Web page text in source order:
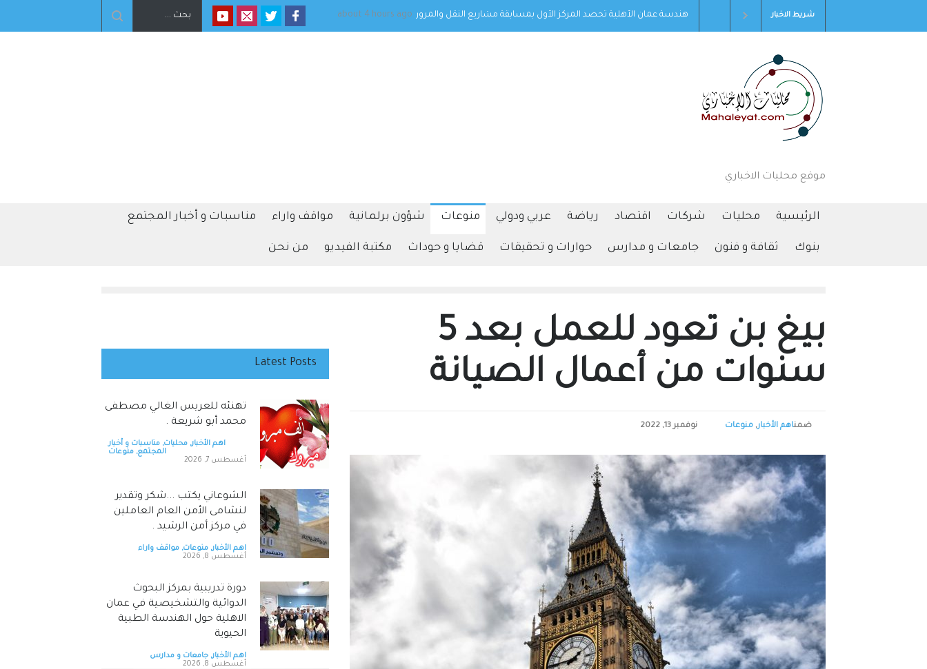
شريط الاخبار
التكنولوجيا الزراعية في عمان الأهلية تشارك بفعاليات اليوم العالمي
تحصد المركز الأول بمسابقة مشاريع النقل والمرور about 4 hours ago
موقع محليات الاخباري
الرئيسية محليات شركات اقتصاد رياضة عربي ودولي منوعات شؤون برلمانية مواقف واراء مناسبات و أخبار المجتمع
بنوك ثقافة و فنون جامعات و مدارس حوارات و تحقيقات قضايا و حوداث مكتبة الفيديو من نحن
بيغ بن تعود للعمل بعد 5
سنوات من أعمال الصيانة
ضمناهم الأخبار, منوعات نوفمبر 13, 2022
Latest Posts
تهنئه للعريس الغالي مصطفى
محمد أبو شريعة .
اهم الأخبار, محليات, مناسبات و أخبار
المجتمع, منوعات
أغسطس 7, 2026
الشوعاني يكتب ...شكر وتقدير
لنشامى الأمن العام العاملين
في مركز أمن الرشيد .
اهم الأخبار, منوعات, مواقف واراء
أغسطس 8, 2026
دورة تدريبية بمركز البحوث
الدوائية والتشخيصية في عمان
الاهلية حول الهندسة الطبية
الحيوية
اهم الأخبار, جامعات و مدارس
أغسطس 8, 2026